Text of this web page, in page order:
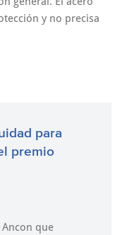
y no precisa
para
premio
que